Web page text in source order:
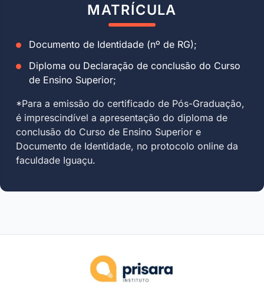
MATRÍCULA
Documento de Identidade (nº de RG);
Diploma ou Declaração de conclusão do Curso
de Ensino Superior;
*Para a emissão do certificado de Pós-Graduação,
é imprescindível a apresentação do diploma de
conclusão do Curso de Ensino Superior e
Documento de Identidade, no protocolo online da
faculdade Iguaçu.